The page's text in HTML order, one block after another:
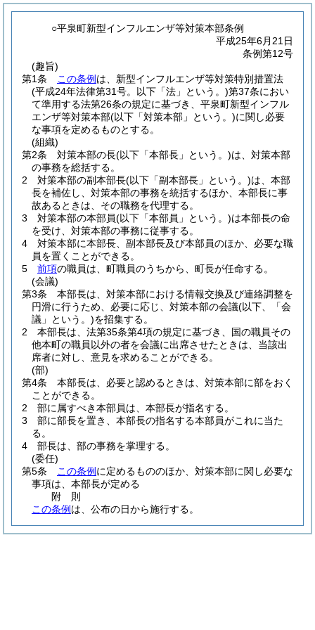
○平泉町新型インフルエンザ等対策本部条例
平成25年6月21日
条例第12号
(趣旨)
第1条
この条例 は、新型インフルエンザ等対策特別措置法
(平成24年法律第31号。以下「法」という。)第37条におい
て準用する法第26条の規定に基づき、平泉町新型インフル
エンザ等対策本部(以下「対策本部」という。)に関し必要
な事項を定めるものとする。
(組織)
第2条
対策本部の長(以下「本部長」という。)は、対策本部
の事務を総括する。
2
対策本部の副本部長(以下「副本部長」という。)は、本部
長を補佐し、対策本部の事務を統括するほか、本部長に事
故あるときは、その職務を代理する。
3
対策本部の本部員(以下「本部員」という。)は本部長の命
を受け、対策本部の事務に従事する。
4
対策本部に本部長、副本部長及び本部員のほか、必要な職
員を置くことができる。
5
前項の職員は、町職員のうちから、町長が任命する。
(会議)
第3条
本部長は、対策本部における情報交換及び連絡調整を
円滑に行うため、必要に応じ、対策本部の会議(以下、「会
議」という。)を招集する。
2
本部長は、法第35条第4項の規定に基づき、国の職員その
他本町の職員以外の者を会議に出席させたときは、当該出
席者に対し、意見を求めることができる。
(部)
第4条
本部長は、必要と認めるときは、対策本部に部をおく
ことができる。
2
部に属すべき本部員は、本部長が指名する。
3
部に部長を置き、本部長の指名する本部員がこれに当た
る。
4
部長は、部の事務を掌理する。
(委任)
第5条
この条例 に定めるもののほか、対策本部に関し必要な
事項は、本部長が定める
附 則
この条例 は、公布の日から施行する。